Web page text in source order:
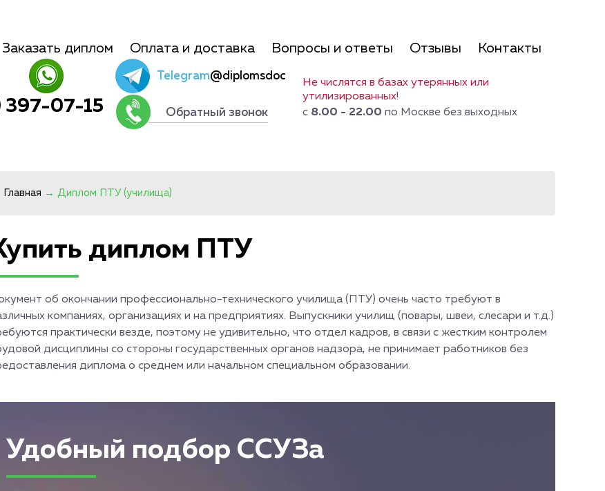
Заказать диплом Оплата и доставка Вопросы и ответы Отзывы Контакты
397-07-15
Telegram@diplomsdoc
Обратный звонок
Не числятся в базах утерянных или
утилизированных!
с 8.00 - 22.00 по Москве без выходных
Главная → Диплом ПТУ (училища)
диплом ПТУ
об окончании профессионально-технического училища (ПТУ) очень часто требуют в
компаниях, организациях и на предприятиях. Выпускники училищ (повары, швеи, слесари и т.д.)
практически везде, поэтому не удивительно, что отдел кадров, в связи с жестким контролем
дисциплины со стороны государственных органов надзора, не принимает работников без
диплома о среднем или начальном специальном образовании.
Удобный подбор ССУЗа